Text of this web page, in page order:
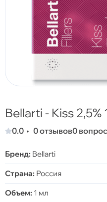
Bellarti - Kiss 2,5%
0.0 0 отзывов0
Бренд: Bellarti
Страна: Россия
Объем: 1 мл